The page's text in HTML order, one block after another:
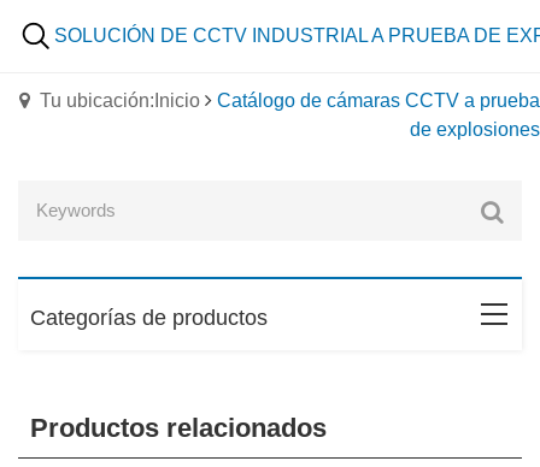
SOLUCIÓN DE CCTV INDUSTRIAL A PRUEBA DE
Tu ubicación:Inicio
Catálogo de cámaras CCTV a prueba
de explosiones
Categorías de productos
Productos relacionados